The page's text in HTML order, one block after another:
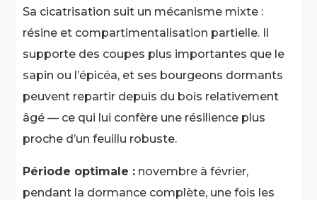
Sa cicatrisation suit un mécanisme mixte :
résine et compartimentalisation partielle. Il
supporte des coupes plus importantes que le
sapin ou l’épicéa, et ses bourgeons dormants
peuvent repartir depuis du bois relativement
âgé — ce qui lui confère une résilience plus
proche d’un feuillu robuste.
Période optimale : novembre à février,
pendant la dormance complète, une fois les